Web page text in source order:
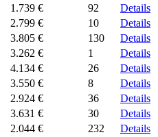
1.739 € 92
Details
2.799 € 10
Details
3.805 € 130
Details
3.262 € 1
Details
4.134 € 26
Details
3.550 € 8
Details
2.924 € 36
Details
3.631 € 30
Details
2.044 € 232
Details